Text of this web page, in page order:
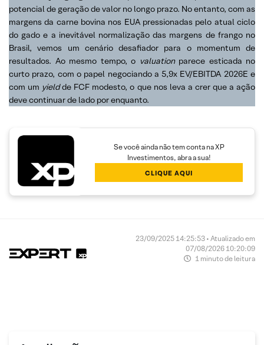
potencial de geração de valor no longo prazo. No entanto, com as
margens da carne bovina nos EUA pressionadas pelo atual ciclo
do gado e a inevitável normalização das margens de frango no
Brasil, vemos um cenário desafiador para o momentum de
resultados. Ao mesmo tempo, o valuation parece esticada no
curto prazo, com o papel negociando a 5,9x EV/EBITDA 2026E e
com um yieldde FCF modesto, o que nos leva a crer que a ação
deve continuar de lado por enquanto.
Se você ainda não tem conta na XP
Investimentos, abra a sua!
CLIQUE AQUI
23/09/2025 14:25:53 • Atualizado em
07/08/2026 10:20:09
1 minuto de leitura